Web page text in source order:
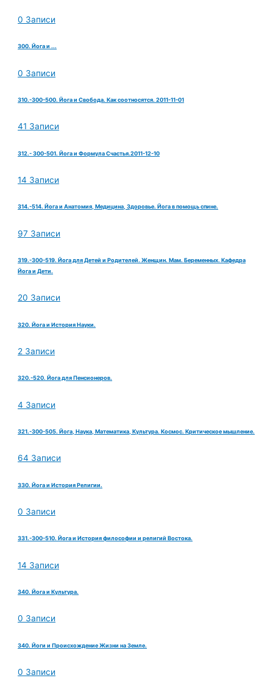
0 Записи
300. Йога и ...
0 Записи
310.-300-500. Йога и Свобода. Как соотносятся. 2011-11-01
41 Записи
312.- 300-501. Йога и Формула Счастья.2011-12-10
14 Записи
314.-514. Йога и Анатомия, Медицина, Здоровье. Йога в помощь спине.
97 Записи
319.-300-519. Йога для Детей и Родителей. Женщин. Мам. Беременных. Кафедра
Йога и Дети.
20 Записи
320. Йога и История Науки.
2 Записи
320.-520. Йога для Пенсионеров.
4 Записи
321.-300-505. Йога, Наука, Математика, Культура. Космос. Критическое мышление.
64 Записи
330. Йога и История Религии.
0 Записи
331.-300-510. Йога и История философии и религий Востока.
14 Записи
340. Йога и Культура.
0 Записи
340. Йоги и Происхождение Жизни на Земле.
0 Записи